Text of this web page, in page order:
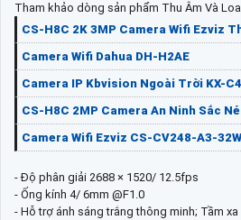
Tham khảo dòng sản phẩm Thu Âm Và
CS-H8C 2K 3MP Camera Wifi Ezviz
Camera Wifi Dahua DH-H2AE
Camera IP Kbvision Ngoài Trời KX-
CS-H8C 2MP Camera An Ninh Sắc
Camera Wifi Ezviz CS-CV248-A3-
- Độ phân giải 2688 × 1520/ 12.5fps
- Ống kính 4/ 6mm @F1.0
- Hỗ trợ ánh sáng trắng thông minh; Tầm xa